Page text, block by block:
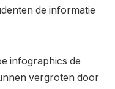
de informatie
infographics de
vergroten door